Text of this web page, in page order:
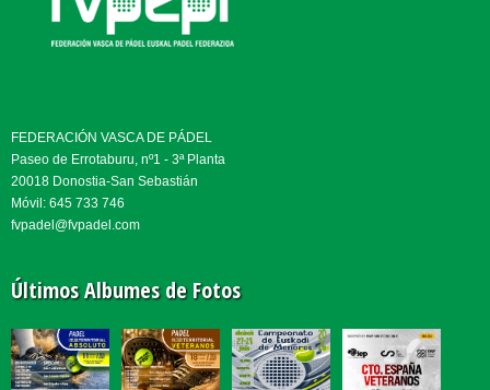
FEDERACIÓN VASCA DE PÁDEL
Paseo de Errotaburu, nº1 - 3ª Planta
20018 Donostia-San Sebastián
Móvil: 645 733 746
fvpadel@fvpadel.com
Últimos Albumes de Fotos